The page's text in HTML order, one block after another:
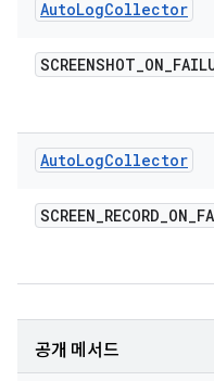
AutoLogCollector
SCREENSHOT_ON_
AutoLogCollector
SCREEN_RECORD_ON_
공개 메서드